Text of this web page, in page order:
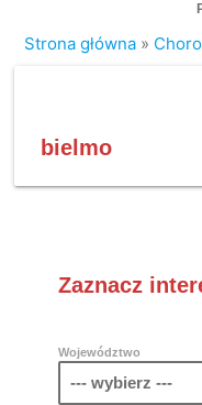
Strona główna »
bielmo
Zaznacz
Województwo